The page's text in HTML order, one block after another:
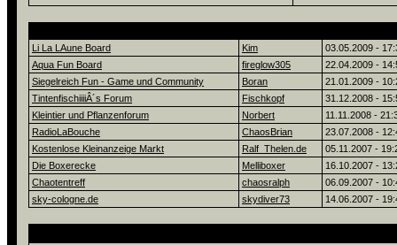
Li La LAune Board
Kim
03.05.2009 -
Aqua Fun Board
fireglow305
22.04.2009 -
Siegelreich Fun - Game und Community
Boran
21.01.2009 -
TintenfischiiiiÂ´s Forum
Fischkopf
31.12.2008 -
Kleintier und Pflanzenforum
Norbert
11.11.2008 -
RadioLaBouche
ChaosBrian
23.07.2008 -
Kostenlose Kleinanzeige Markt
Ralf_Thelen.de
05.11.2007 -
Die Boxerecke
Melliboxer
16.10.2007 -
Chaotentreff
chaosralph
06.09.2007 -
sky-cologne.de
skydiver73 14.06.2007 -